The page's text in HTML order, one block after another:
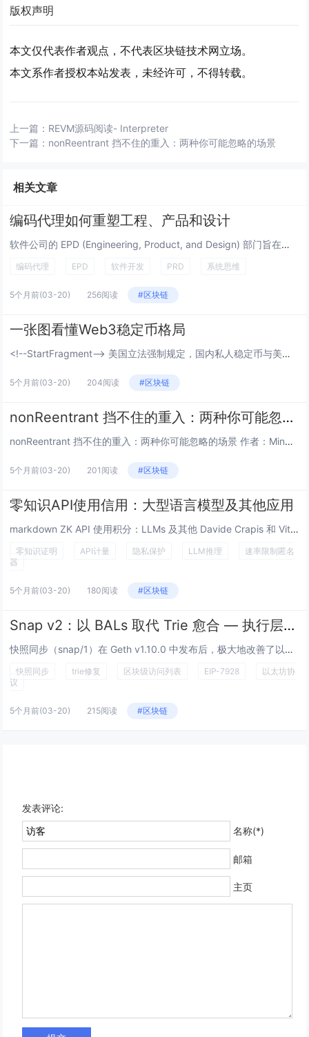
版权声明
本文仅代表作者观点，不代表区块链技术网立场。
本文系作者授权本站发表，未经许可，不得转载。
上一篇： REVM源码阅读- Interpreter
下一篇： nonReentrant 挡不住的重入：两种你可能忽略的场景
相关文章
编码代理如何重塑工程、产品和设计
软件公司的 EPD (Engineering, Product, and Design) 部门旨在创建优质软件。尽管...
编码代理 EPD 软件开发 PRD 系统思维
5个月前(03-20) 256阅读 #区块链
一张图看懂Web3稳定币格局
<!--StartFragment--> 美国立法强制规定，国内私人稳定币与美元国债挂钩，换汤不换药，...
5个月前(03-20) 204阅读 #区块链
nonReentrant 挡不住的重入：两种你可能忽略的场景
nonReentrant 挡不住的重入：两种你可能忽略的场景 作者：Mingyang Fan (@SymmaTe...
5个月前(03-20) 201阅读 #区块链
零知识API使用信用：大型语言模型及其他应用
markdown ZK API 使用积分：LLMs 及其他 Davide Crapis 和 Vitalik Bute...
零知识证明 API计量 隐私保护 LLM推理
速率限制匿名
器
5个月前(03-20) 180阅读 #区块链
Snap v2：以 BALs 取代 Trie 愈合 — 执行层研究
快照同步（snap/1）在 Geth v1.10.0 中发布后，极大地改善了以太坊节点的同步。但它有一个众所周知的阿喀琉...
快照同步 trie修复 区块级访问列表 EIP-7928
以太坊协
议
5个月前(03-20) 215阅读 #区块链
发表评论:
名称(*)
邮箱
主页